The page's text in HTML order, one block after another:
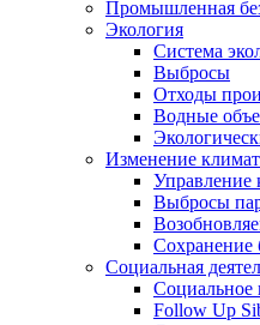
Промышленная
Экология
Система
Выбросы
Отходы
Водные
Изменение
Управление
Выбросы
Сохранение
Социальная
Социальное
Follow Up